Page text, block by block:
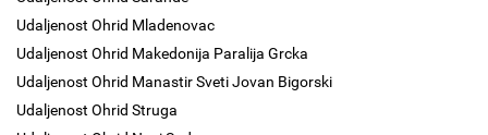
Udaljenost Ohrid Mladenovac
Udaljenost Ohrid Makedonija Paralija Grcka
Udaljenost Ohrid Manastir Sveti Jovan Bigorski
Udaljenost Ohrid Struga